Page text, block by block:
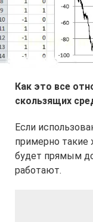
Как это все
скользящих
Если
примерно такие
будет прямым
работают.